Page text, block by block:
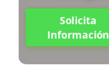
Solicita
Información